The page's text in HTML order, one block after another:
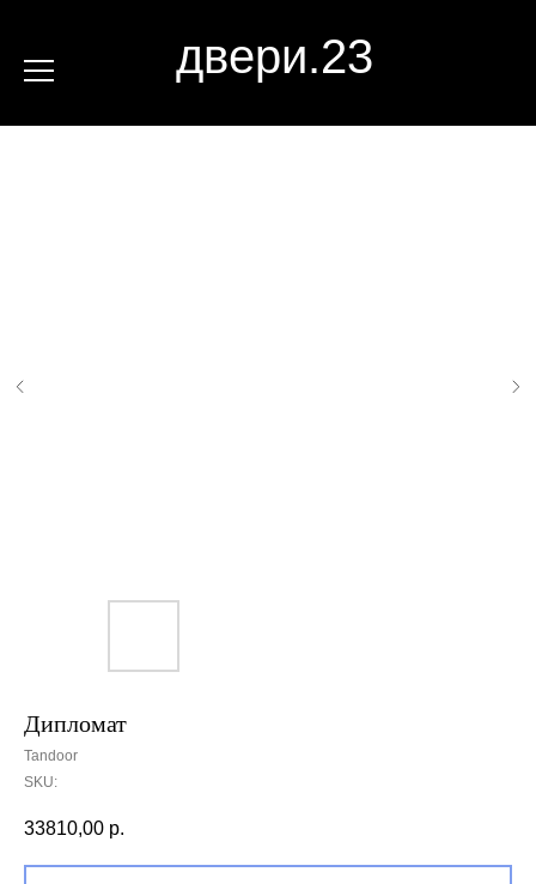
двери.23
Дипломат
Tandoor
SKU:
33810,00 р.